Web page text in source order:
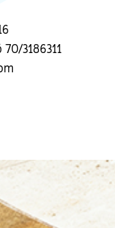
3186311